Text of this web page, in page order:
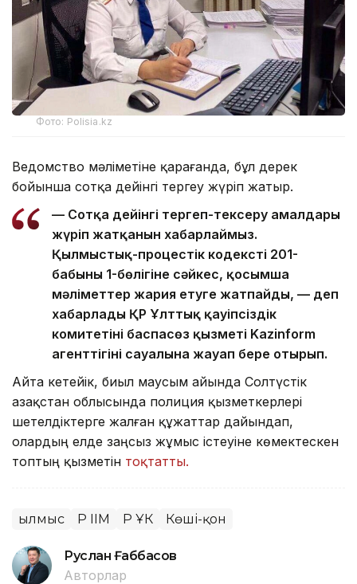
Фото: Polisia.kz
Ведомство мәліметіне қарағанда, бұл дерек
бойынша сотқа дейінгі тергеу жүріп жатыр.
— Сотқа дейінгі тергеп-тексеру амалдары
жүріп жатқанын хабарлаймыз.
Қылмыстық-процестік кодекстің 201-
бабының 1-бөлігіне сәйкес, қосымша
мәліметтер жария етуге жатпайды, — деп
хабарлады ҚР Ұлттық қауіпсіздік
комитетінің баспасөз қызметі Kazinform
агенттігінің сауалына жауап бере отырып.
Айта кетейік, биыл маусым айында Солтүстік
Қазақстан облысында полиция қызметкерлері
шетелдіктерге жалған құжаттар дайындап,
олардың елде заңсыз жұмыс істеуіне көмектескен
топтың қызметін тоқтатты.
Қылмыс ҚР ІІМ ҚР ҰҚК Көші-қон
Руслан Ғаббасов
Авторлар